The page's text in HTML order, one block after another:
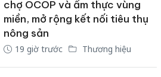
chợ OCOP và ẩm thực vùng
miền, mở rộng kết nối tiêu thụ
nông sản
19 giờ trước Thương hiệu